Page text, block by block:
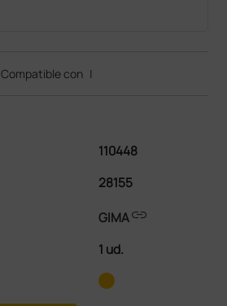
Compatible con |
110448
28155
GIMAlink
1 ud.